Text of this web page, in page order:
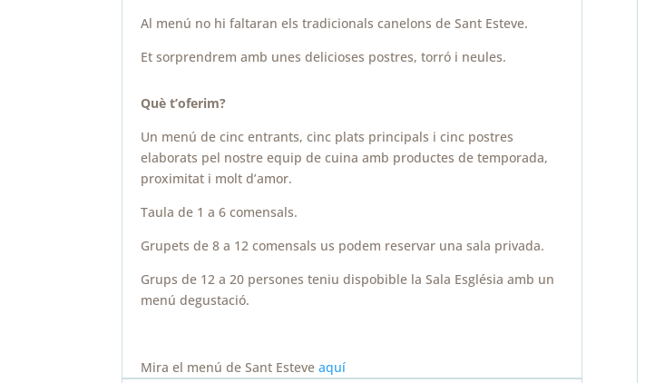
Al menú no hi faltaran els tradicionals canelons de Sant Esteve.
Et sorprendrem amb unes delicioses postres, torró i neules.
Què t’oferim?
Un menú de cinc entrants, cinc plats principals i cinc postres
elaborats pel nostre equip de cuina amb productes de temporada,
proximitat i molt d’amor.
Taula de 1 a 6 comensals.
Grupets de 8 a 12 comensals us podem reservar una sala privada.
Grups de 12 a 20 persones teniu dispobible la Sala Església amb un
menú degustació.
Mira el menú de Sant Esteveaquí